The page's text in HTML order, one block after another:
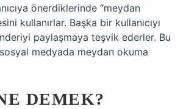
önerdiklerinde “meydan
kullanırlar. Başka bir kullanıcıyı
paylaşmaya teşvik ederler. Bu
medyada meydan okuma
DEMEK?